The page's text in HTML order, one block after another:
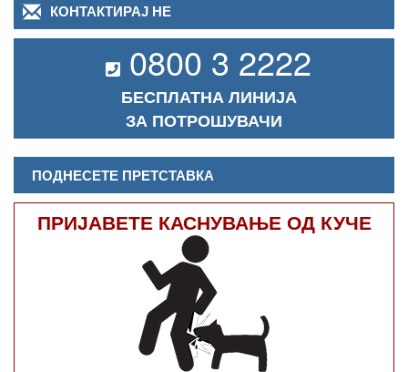
КОНТАКТИРАЈ НЕ
0800 3 2222
БЕСПЛАТНА ЛИНИЈА
ЗА ПОТРОШУВАЧИ
ПОДНЕСЕТЕ ПРЕТСТАВКА
ПРИЈАВЕТЕ КАСНУВАЊЕ ОД КУЧЕ